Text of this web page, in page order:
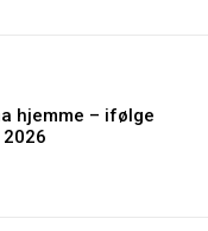
hjemme – ifølge